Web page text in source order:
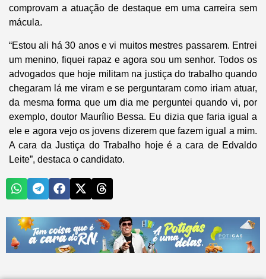
comprovam a atuação de destaque em uma carreira sem
mácula.
“Estou ali há 30 anos e vi muitos mestres passarem. Entrei
um menino, fiquei rapaz e agora sou um senhor. Todos os
advogados que hoje militam na justiça do trabalho quando
chegaram lá me viram e se perguntaram como iriam atuar,
da mesma forma que um dia me perguntei quando vi, por
exemplo, doutor Maurílio Bessa. Eu dizia que faria igual a
ele e agora vejo os jovens dizerem que fazem igual a mim.
A cara da Justiça do Trabalho hoje é a cara de Edvaldo
Leite”, destaca o candidato.